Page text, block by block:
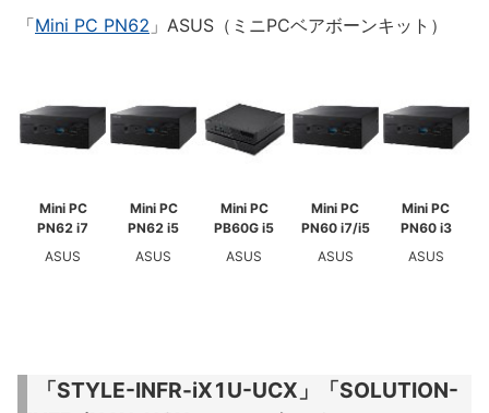
「Mini PC PN62 」ASUS（ミニPCベアボーンキット）
Mini PC
PN62 i7
ASUS
Mini PC
PN62 i5
ASUS
Mini PC
PB60G i5
ASUS
Mini PC
PN60 i7/i5
ASUS
Mini PC
PN60 i3
ASUS
「STYLE-INFR-iX1U-UCX」「SOLUTION-